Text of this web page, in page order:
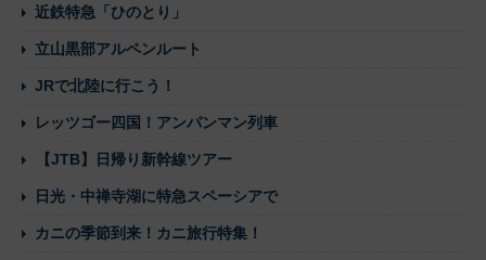
近鉄特急「ひのとり」
立山黒部アルペンルート
JRで北陸に行こう！
レッツゴー四国！アンパンマン列車
【JTB】日帰り新幹線ツアー
日光・中禅寺湖に特急スペーシアで
カニの季節到来！カニ旅行特集！